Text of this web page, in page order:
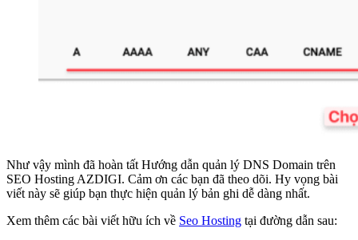
Như vậy mình đã hoàn tất Hướng dẫn quản lý DNS Domain trên
SEO Hosting AZDIGI. Cảm ơn các bạn đã theo dõi. Hy vọng bài
viết này sẽ giúp bạn thực hiện quản lý bản ghi dễ dàng nhất.
Xem thêm các bài viết hữu ích về Seo Hosting tại đường dẫn sau: